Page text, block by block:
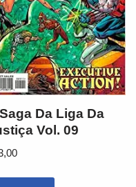
Da Liga Da
Vol. 09